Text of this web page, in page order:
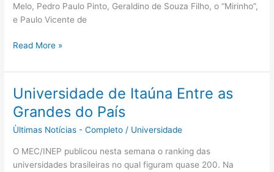
Melo, Pedro Paulo Pinto, Geraldino de Souza Filho, o “Mirinho”,
e Paulo Vicente de
Read More »
Universidade de Itaúna Entre as
Grandes do País
Ùltimas Notícias - Completo / Universidade
O MEC/INEP publicou nesta semana o ranking das
universidades brasileiras no qual figuram quase 200. Na
Universidade
de
Itaúna
Entre
Grandes